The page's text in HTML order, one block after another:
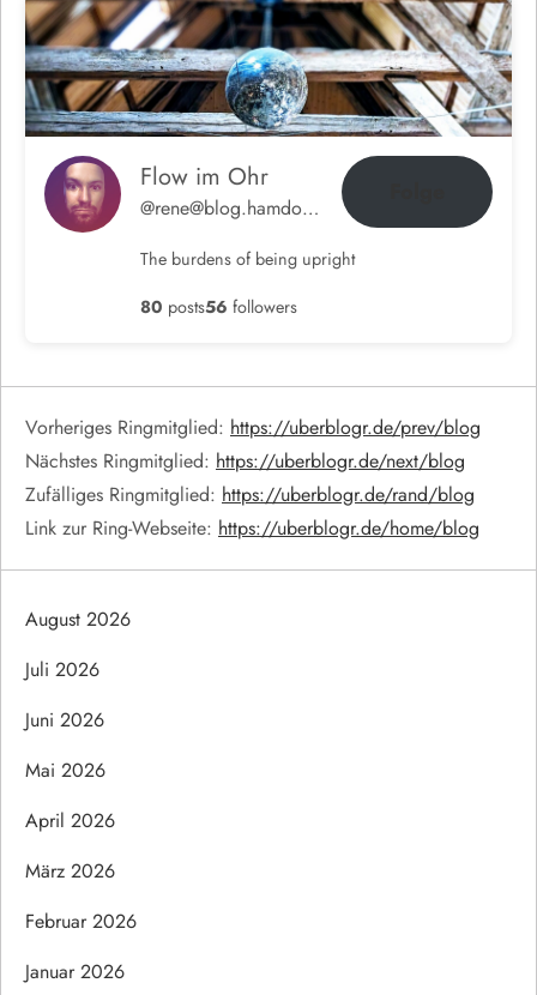
Flow im Ohr
@rene@blog.hamdorf.org
The burdens of being upright
80 posts56 followers
Vorheriges Ringmitglied: https://uberblogr.de/prev/blog
Nächstes Ringmitglied: https://uberblogr.de/next/blog
Zufälliges Ringmitglied: https://uberblogr.de/rand/blog
Link zur Ring-Webseite: https://uberblogr.de/home/blog
August 2026
Juli 2026
Juni 2026
Mai 2026
April 2026
März 2026
Februar 2026
Januar 2026